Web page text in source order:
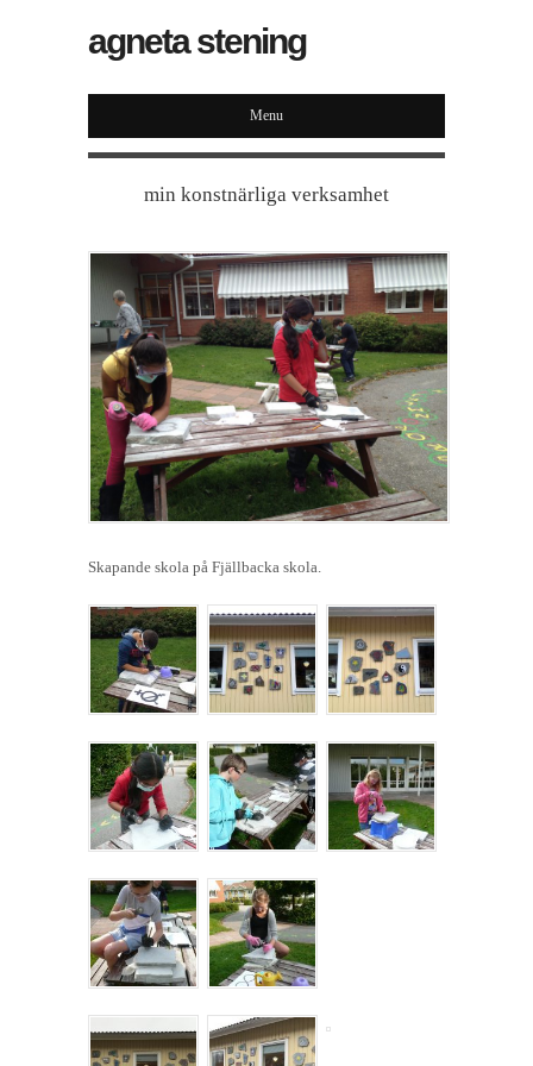
agneta stening
Menu
min konstnärliga verksamhet
Skapande skola på Fjällbacka skola.